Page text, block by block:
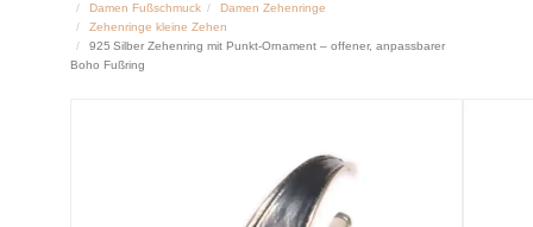
Damen Fußschmuck
Damen Zehenringe
Zehenringe kleine Zehen
925 Silber Zehenring mit Punkt‑Ornament – offener, anpassbarer
Boho Fußring